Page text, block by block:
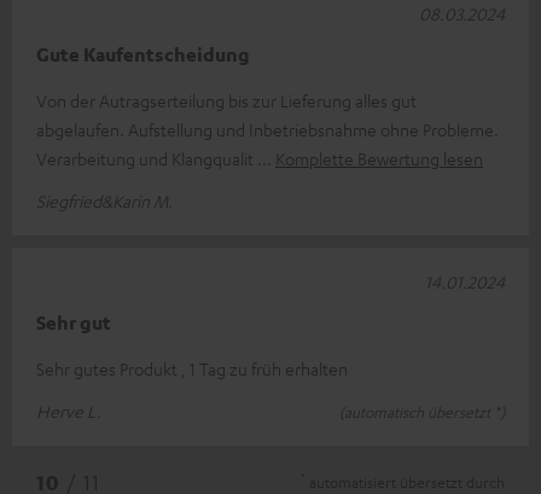
Gute Kaufentscheidung
Von der Autragserteilung bis zur Lieferung alles gut
abgelaufen. Aufstellung und Inbetriebsnahme ohne Probleme.
Verarbeitung und Klangqualit
Komplette Bewertung lesen
Siegfried&Karin M.
08.03.2024
Sehr gut
Sehr gutes Produkt , 1 Tag zu früh erhalten
Herve L.
(automatisch übersetzt *)
14.01.2024